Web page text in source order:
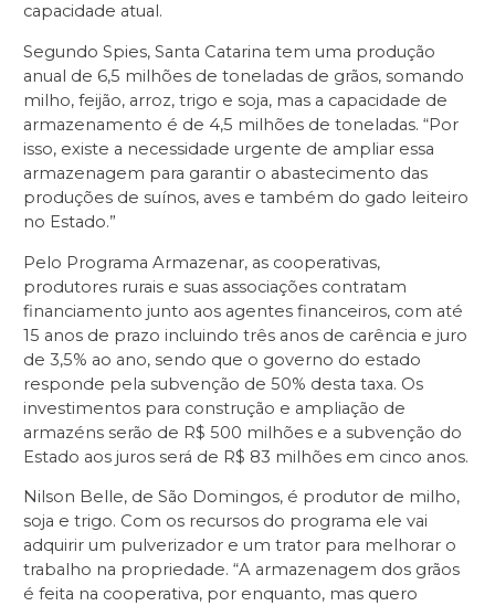
capacidade atual.
Segundo Spies, Santa Catarina tem uma produção
anual de 6,5 milhões de toneladas de grãos, somando
milho, feijão, arroz, trigo e soja, mas a capacidade de
armazenamento é de 4,5 milhões de toneladas. “Por
isso, existe a necessidade urgente de ampliar essa
armazenagem para garantir o abastecimento das
produções de suínos, aves e também do gado leiteiro
no Estado.”
Pelo Programa Armazenar, as cooperativas,
produtores rurais e suas associações contratam
financiamento junto aos agentes financeiros, com até
15 anos de prazo incluindo três anos de carência e juro
de 3,5% ao ano, sendo que o governo do estado
responde pela subvenção de 50% desta taxa. Os
investimentos para construção e ampliação de
armazéns serão de R$ 500 milhões e a subvenção do
Estado aos juros será de R$ 83 milhões em cinco anos.
Nilson Belle, de São Domingos, é produtor de milho,
soja e trigo. Com os recursos do programa ele vai
adquirir um pulverizador e um trator para melhorar o
trabalho na propriedade. “A armazenagem dos grãos
é feita na cooperativa, por enquanto, mas quero